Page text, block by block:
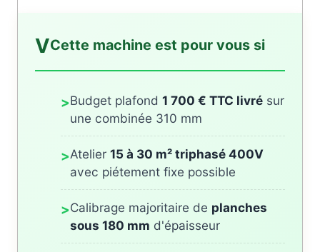
VCette machine est pour vous si
>Budget plafond 1 700 € TTC livré sur
une combinée 310 mm
>Atelier 15 à 30 m² triphasé 400V
avec piétement fixe possible
>Calibrage majoritaire de planches
sous 180 mm d'épaisseur